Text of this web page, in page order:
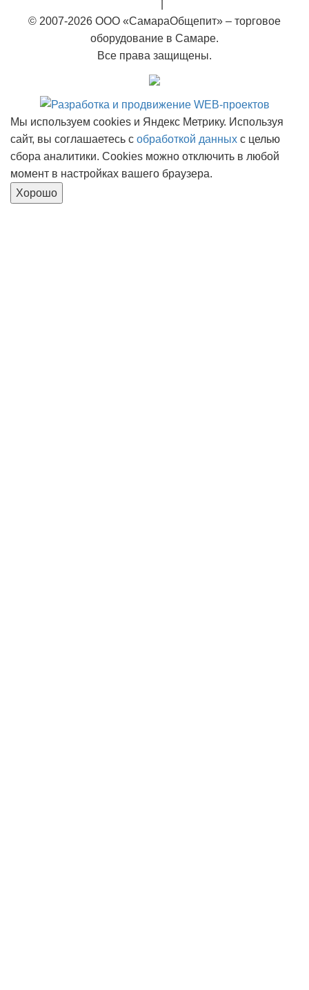
© 2007-2026 ООО «СамараОбщепит» – торговое
оборудование в Самаре.
Все права защищены.
Мы используем cookies и Яндекс Метрику. Используя
сайт, вы соглашаетесь с обработкой данных с целью
сбора аналитики. Cookies можно отключить в любой
момент в настройках вашего браузера.
Хорошо